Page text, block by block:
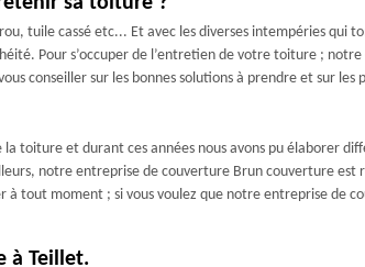
tuile cassé etc... Et avec les diverses intempéries qui
Pour s’occuper de l’entretien de votre toiture ;
conseiller sur les bonnes solutions à prendre et sur
la toiture et durant ces années nous avons pu élaborer
notre entreprise de couverture Brun couverture est
tout moment ; si vous voulez que notre entreprise de
à Teillet.